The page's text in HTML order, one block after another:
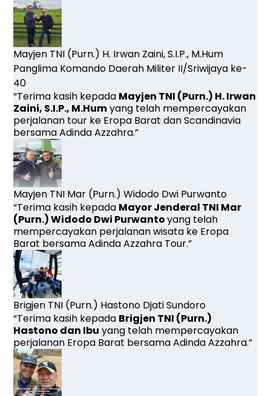
Mayjen TNI (Purn.) H. Irwan Zaini, S.I.P., M.Hum
Panglima Komando Daerah Militer II/Sriwijaya ke-
40
“Terima kasih kepada Mayjen TNI (Purn.) H. Irwan
Zaini, S.I.P., M.Humyang telah mempercayakan
perjalanan tour ke Eropa Barat dan Scandinavia
bersama Adinda Azzahra.”
Mayjen TNI Mar (Purn.) Widodo Dwi Purwanto
“Terima kasih kepada Mayor Jenderal TNI Mar
(Purn.) Widodo Dwi Purwantoyang telah
mempercayakan perjalanan wisata ke Eropa
Barat bersama Adinda Azzahra Tour.”
Brigjen TNI (Purn.) Hastono Djati Sundoro
“Terima kasih kepada Brigjen TNI (Purn.)
Hastono dan Ibu yang telah mempercayakan
perjalanan Eropa Barat bersama Adinda Azzahra.”